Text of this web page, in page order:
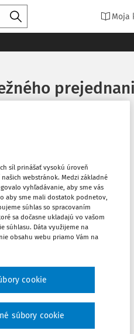
Moja
sa
Vytlačiť
Obľúbené
síl prinášať vysokú úroveň
webstránok. Medzi základné
vyhľadávanie, aby sme vás
aby sme mali dostatok podnetov,
súhlas so spracovaním
sa dočasne ukladajú vo vašom
súhlasu. Dáta využijeme na
obsahu webu priamo Vám na
súbory cookie
cookie